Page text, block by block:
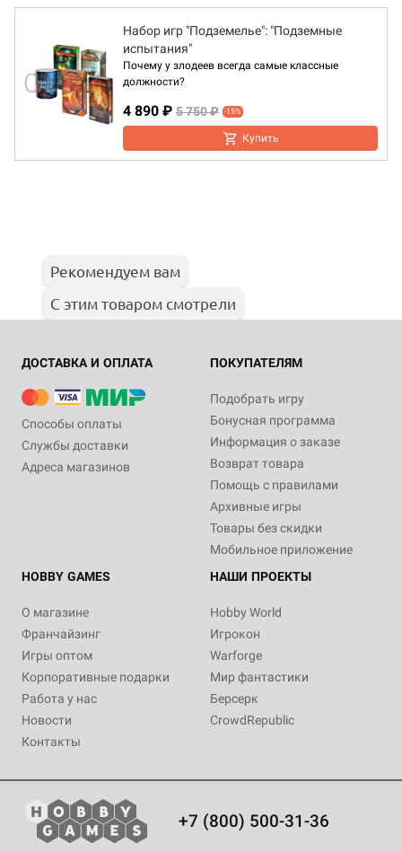
Набор игр "Подземелье": "Подземные
испытания"
Почему у злодеев всегда самые классные
должности?
4 890 ₽ 5 750 ₽ -15%
Купить
Рекомендуем вам
С этим товаром смотрели
ДОСТАВКА И ОПЛАТА
Способы оплаты
Службы доставки
Адреса магазинов
ПОКУПАТЕЛЯМ
Подобрать игру
Бонусная программа
Информация о заказе
Возврат товара
Помощь с правилами
Архивные игры
Товары без скидки
Мобильное приложение
HOBBY GAMES
О магазине
Франчайзинг
Игры оптом
Корпоративные подарки
Работа у нас
Новости
Контакты
НАШИ ПРОЕКТЫ
Hobby World
Игрокон
Warforge
Мир фантастики
Берсерк
CrowdRepublic
+7 (800) 500-31-36